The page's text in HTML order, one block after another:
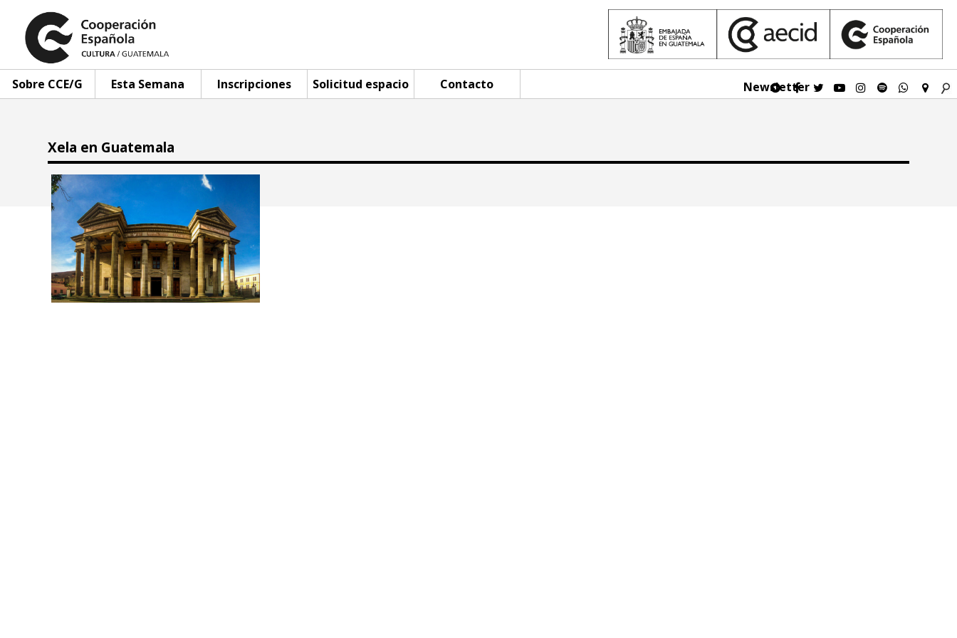
Sobre CCE/G Esta Semana Inscripciones Solicitud espacio Contacto Newsletter
Xela en Guatemala